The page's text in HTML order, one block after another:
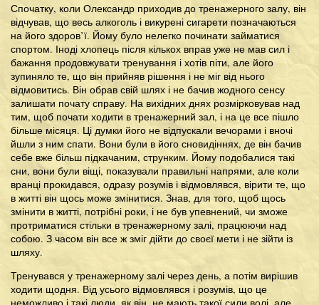
Спочатку, коли Олександр приходив до тренажерного залу, він
відчував, що весь алкоголь і викурені сигарети позначаються
на його здоров’ї. Йому було нелегко починати займатися
спортом. Іноді хлопець після кількох вправ уже не мав сил і
бажання продовжувати тренування і хотів піти, але його
зупиняло те, що він прийняв рішення і не міг від нього
відмовитись. Він обрав свій шлях і не бачив жодного сенсу
залишати почату справу. На вихідних днях розмірковував над
тим, щоб почати ходити в тренажерний зал, і на це все пішло
більше місяця. Ці думки його не відпускали вечорами і вночі
йшли з ним спати. Вони були в його сновидіннях, де він бачив
себе вже більш підкачаним, струнким. Йому подобалися такі
сни, вони були віщі, показували правильні напрями, але коли
вранці прокидався, одразу розумів і відмовлявся, вірити те, що
в житті він щось може змінитися. Знав, для того, щоб щось
змінити в житті, потрібні роки, і не був упевнений, чи зможе
протриматися стільки в тренажерному залі, працюючи над
собою. З часом він все ж зміг дійти до своєї мети і не зійти із
шляху.
Тренувався у тренажерному залі через день, а потім вирішив
ходити щодня. Від усього відмовлявся і розумів, що це
неможливо і такі люди, як він, не мають такої сили волі, але